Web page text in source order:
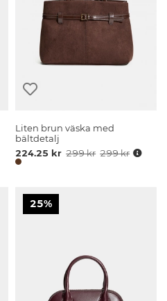
Liten brun väska med
bältdetalj
224.25 kr 299 kr 299 kr
25%